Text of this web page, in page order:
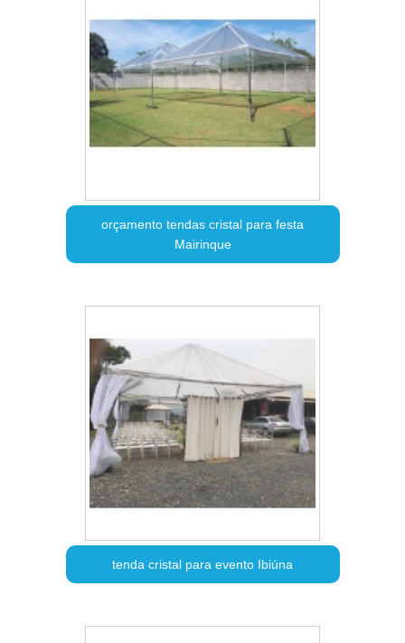
orçamento tendas cristal para festa
Mairinque
tenda cristal para evento Ibiúna